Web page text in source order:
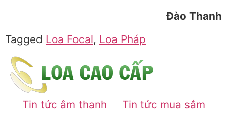
Đào Thanh
Tagged Loa Focal, Loa Pháp
Tin tức âm thanh
Tin tức mua sắm